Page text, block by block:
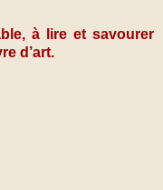
à lire et savourer
d’art.